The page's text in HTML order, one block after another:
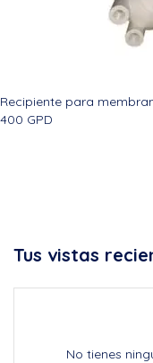
Recipiente para
400 GPD
Tus vistas
No tienes